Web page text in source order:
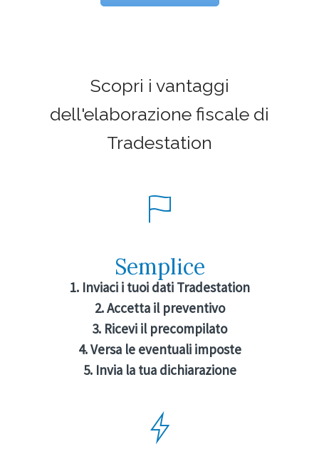
Scopri i vantaggi
dell'elaborazione fiscale di
Tradestation
Semplice
1. Inviaci i tuoi dati Tradestation
2. Accetta il preventivo
3. Ricevi il precompilato
4. Versa le eventuali imposte
5. Invia la tua dichiarazione